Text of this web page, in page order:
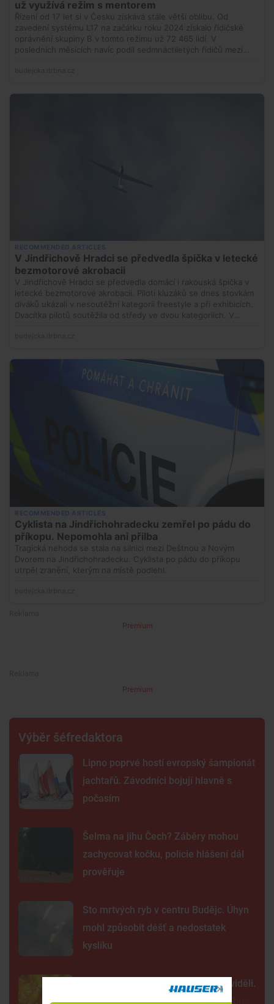
Premium
Premium
Výběr šéfredaktora
Lipno poprvé hostí evropský šampionát
jachtařů. Závodníci bojují hlavně s
počasím
Šelma na jihu Čech? Záběry mohou
zachycovat kočku, policie hlášení dál
prověřuje
Sto mrtvých ryb v centru Budějc. Úhyn
mohl způsobit déšť a nedostatek
kyslíku
Tak detailně jsme Slunce ještě neviděli.
Nové snímky přinesly průlomový objev